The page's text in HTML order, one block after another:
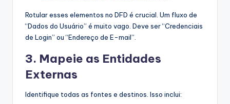
Rotular esses elementos no DFD é crucial. Um fluxo de
“Dados do Usuário” é muito vago. Deve ser “Credenciais
de Login” ou “Endereço de E-mail”.
3. Mapeie as Entidades
Externas
Identifique todas as fontes e destinos. Isso inclui: